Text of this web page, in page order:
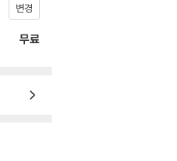
변경
무료